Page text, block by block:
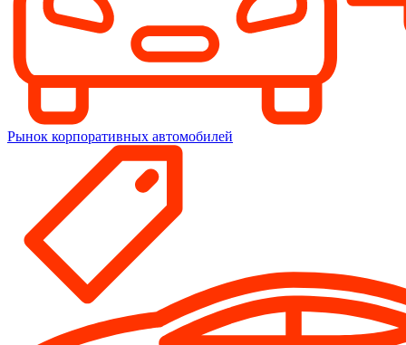
Рынок корпоративных автомобилей